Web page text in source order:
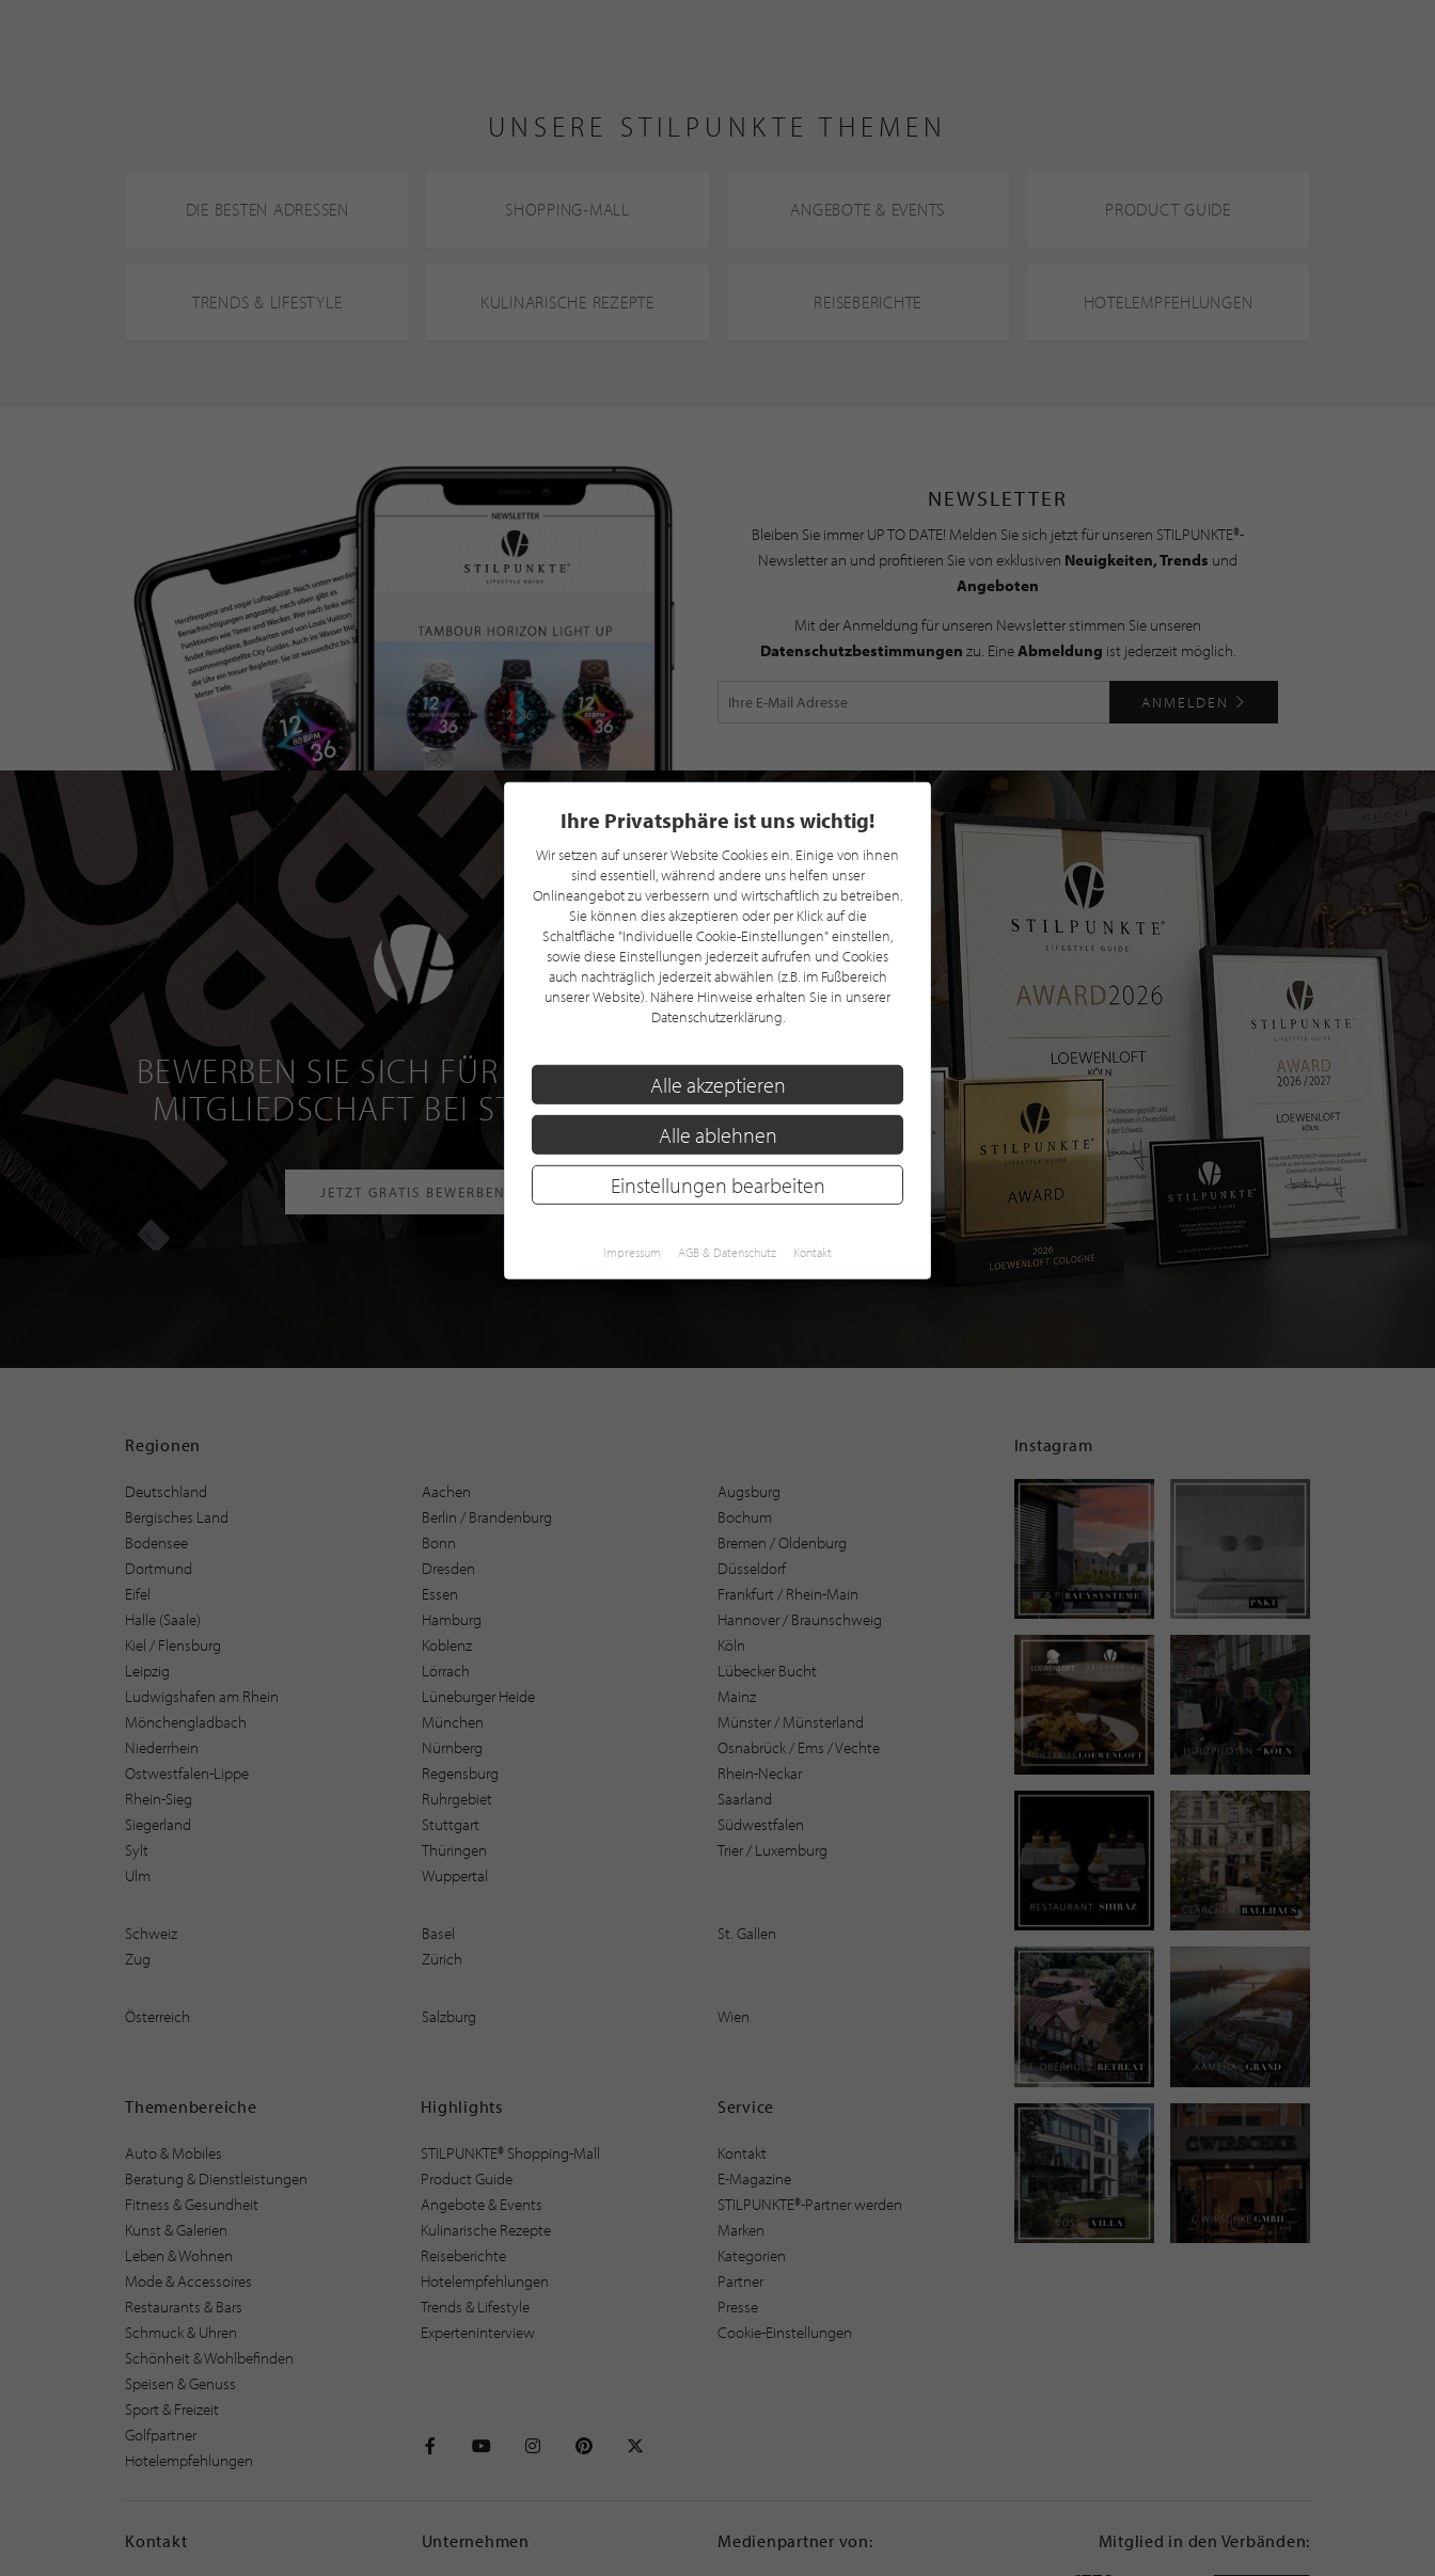
UNSERE STILPUNKTE THEMEN
DIE BESTEN ADRESSEN SHOPPING-MALL ANGEBOTE & EVENTS PRODUCT GUIDE
TRENDS & LIFESTYLE KULINARISCHE REZEPTE REISEBERICHTE HOTELEMPFEHLUNGEN
NEWSLETTER
Bleiben Sie immer UP TO DATE! Melden Sie sich jetzt für unseren STILPUNKTE®-
Newsletter an und profitieren Sie von exklusiven Neuigkeiten, Trends und
Angeboten
Mit der Anmeldung für unseren Newsletter stimmen Sie unseren
Datenschutzbestimmungen zu. EineAbmeldung ist jederzeit möglich.
ANMELDEN
BEWERBEN SIE SICH FÜR EINE GRATIS
MITGLIEDSCHAFT BEI STILPUNKTE®
JETZT GRATIS BEWERBEN
Regionen
Deutschland Aachen
Augsburg
Bergisches Land
Berlin / Brandenburg
Bochum
Bodensee
Bonn
Bremen / Oldenburg
Dortmund
Dresden
Düsseldorf
Eifel
Essen
Frankfurt / Rhein-Main
Halle (Saale)
Hamburg
Hannover / Braunschweig
Kiel / Flensburg
Koblenz
Köln
Leipzig
Lörrach
Lübecker Bucht
Ludwigshafen am Rhein
Lüneburger Heide
Mainz
Mönchengladbach
München
Münster / Münsterland
Niederrhein
Nürnberg
Osnabrück / Ems / Vechte
Ostwestfalen-Lippe
Regensburg
Rhein-Neckar
Rhein-Sieg
Ruhrgebiet
Saarland
Siegerland
Stuttgart
Südwestfalen
Sylt
Thüringen
Trier / Luxemburg
Ulm
Wuppertal
Schweiz Basel
St. Gallen
Zug
Zürich
Österreich Salzburg Wien
Themenbereiche
Auto & Mobiles
Beratung & Dienstleistungen
Fitness & Gesundheit
Kunst & Galerien
Leben & Wohnen
Mode & Accessoires
Restaurants & Bars
Schmuck & Uhren
Schönheit & Wohlbefinden
Speisen & Genuss
Sport & Freizeit
Golfpartner
Hotelempfehlungen
Highlights
STILPUNKTE® Shopping-Mall
Product Guide
Angebote & Events
Kulinarische Rezepte
Reiseberichte
Hotelempfehlungen
Trends & Lifestyle
Experteninterview
Service
Kontakt
E-Magazine
STILPUNKTE®-Partner werden
Marken
Kategorien
Partner
Presse
Cookie-Einstellungen
Instagram
Kontakt Unternehmen Medienpartner von: Mitglied in den Verbänden:
Ihre Privatsphäre ist uns wichtig!
Wir setzen auf unserer Website Cookies ein. Einige von ihnen
sind essentiell, während andere uns helfen unser
Onlineangebot zu verbessern und wirtschaftlich zu betreiben.
Sie können dies akzeptieren oder per Klick auf die
Schaltfläche "Individuelle Cookie-Einstellungen" einstellen,
sowie diese Einstellungen jederzeit aufrufen und Cookies
auch nachträglich jederzeit abwählen (z.B. im Fußbereich
unserer Website). Nähere Hinweise erhalten Sie in unserer
Datenschutzerklärung.
Alle akzeptieren
Alle ablehnen
Einstellungen bearbeiten
Impressum AGB & Datenschutz Kontakt